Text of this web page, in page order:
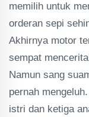
memilih untuk
orderan sepi
Akhirnya motor
sempat
Namun sang
pernah
istri dan ketiga